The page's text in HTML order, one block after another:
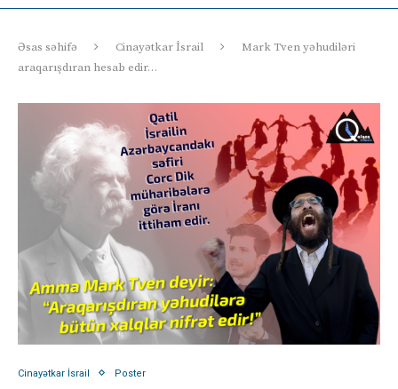
Əsas səhifə Cinayətkar İsrail
Mark Tven yəhudiləri
araqarışdıran hesab edir…
Cinayətkar İsrail Poster